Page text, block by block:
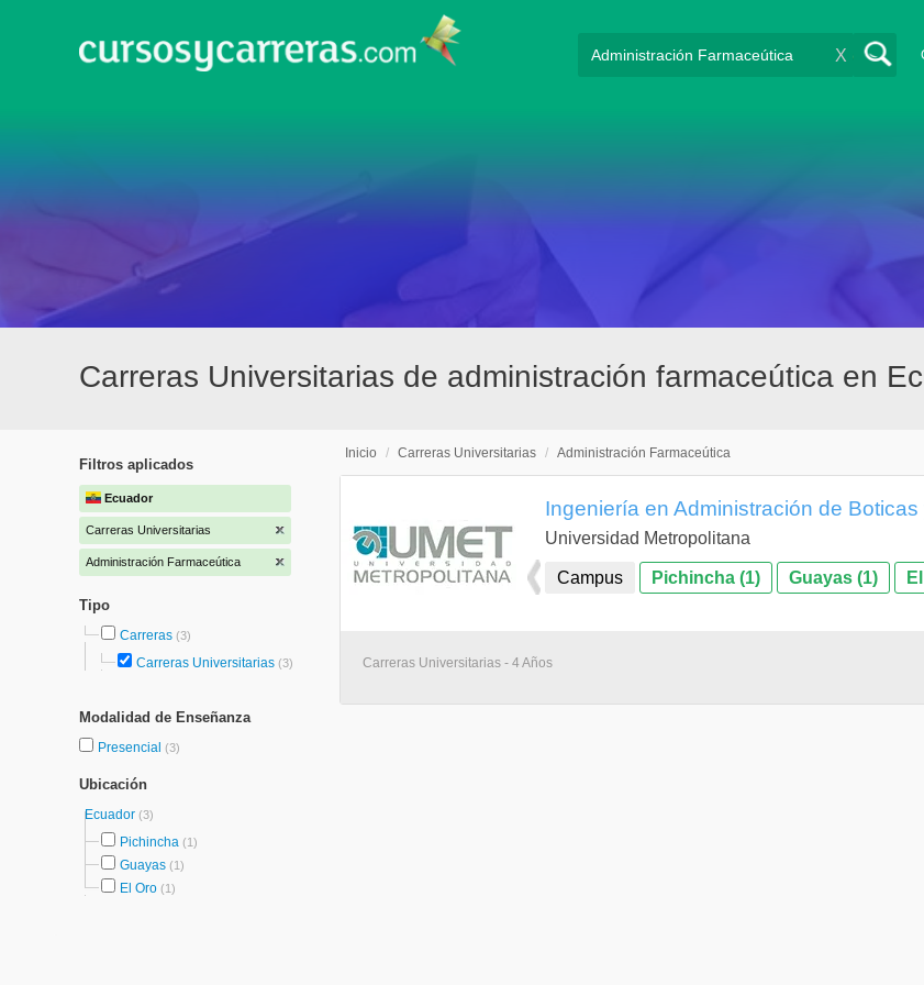
X
Carreras Universitarias de administración farmaceútica en
Filtros aplicados
Ecuador
Carreras Universitarias
Administración Farmaceútica
Tipo
Carreras (3)
Carreras Universitarias (3)
Modalidad de Enseñanza
Presencial (3)
Ubicación
Ecuador (3)
Pichincha (1)
Guayas (1)
El Oro (1)
Inicio / Carreras Universitarias / Administración Farmaceútica
Ingeniería en Administración de
Universidad Metropolitana
Campus Pichincha (1) Guayas (1)
Carreras Universitarias - 4 Años